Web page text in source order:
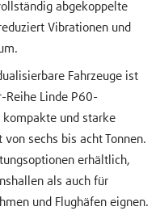
abgekoppelte
Vibrationen und
Fahrzeuge ist
Reihe Linde P60-
und starke
sechs bis acht Tonnen.
erhältlich,
als auch für
und Flughäfen eignen.